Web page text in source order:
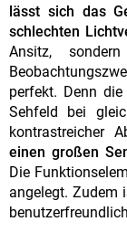
lässt sich das
schlechten
Ansitz,
perfekt. Denn
Sehfeld bei
kontrastreicher
einen großen
Die
angelegt. Zudem